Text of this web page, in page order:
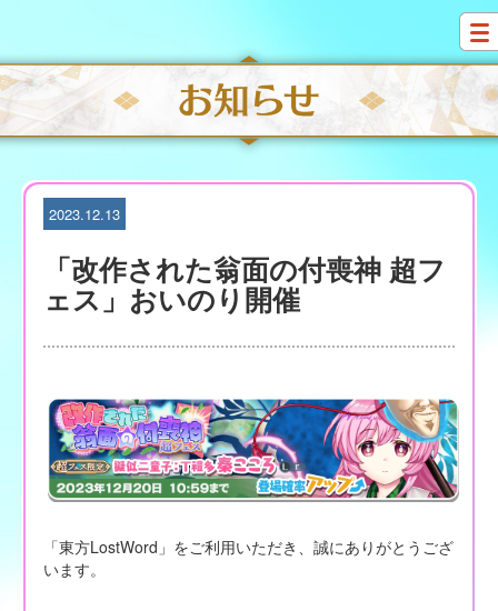
i
p
t
o
c
2023.12.13
「改作された翁面の付喪神 超フ
ェス」おいのり開催
「東方LostWord」をご利用いただき、誠にありがとうござ
います。